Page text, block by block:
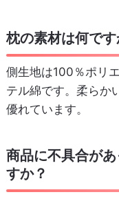
枕の素材は何です
側生地は100％ポリ
テル綿です。柔らか
優れています。
商品に不具合が
すか？